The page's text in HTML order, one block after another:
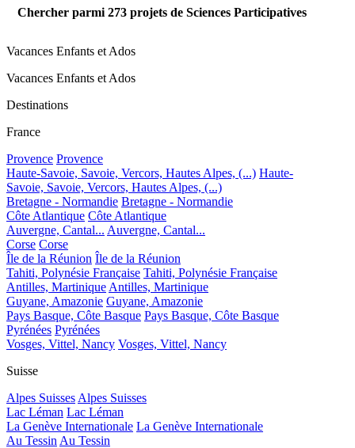
Chercher parmi 273 projets de Sciences Participatives
Vacances Enfants et Ados
Vacances Enfants et Ados
Destinations
France
Provence Provence
Haute-Savoie, Savoie, Vercors, Hautes Alpes, (...) Haute-
Savoie, Savoie, Vercors, Hautes Alpes, (...)
Bretagne - Normandie Bretagne - Normandie
Côte Atlantique Côte Atlantique
Auvergne, Cantal... Auvergne, Cantal...
Corse Corse
Île de la Réunion Île de la Réunion
Tahiti, Polynésie Française Tahiti, Polynésie Française
Antilles, Martinique Antilles, Martinique
Guyane, Amazonie Guyane, Amazonie
Pays Basque, Côte Basque Pays Basque, Côte Basque
Pyrénées Pyrénées
Vosges, Vittel, Nancy Vosges, Vittel, Nancy
Suisse
Alpes Suisses Alpes Suisses
Lac Léman Lac Léman
La Genève Internationale La Genève Internationale
Au Tessin Au Tessin